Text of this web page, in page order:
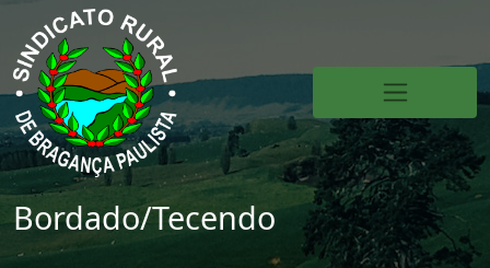
Bordado/Tecendo